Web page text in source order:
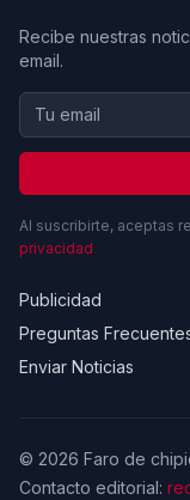
Recibe nuestras
email.
Al suscribirte, aceptas
privacidad
Publicidad
Preguntas
Enviar Noticias
© 2026 Faro de
Contacto editorial: